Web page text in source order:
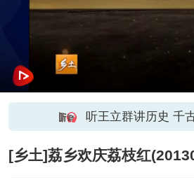
听王立群讲历史 千
[乡土]荔乡欢庆荔枝红